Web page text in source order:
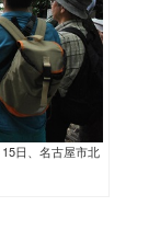
日、名古屋市北